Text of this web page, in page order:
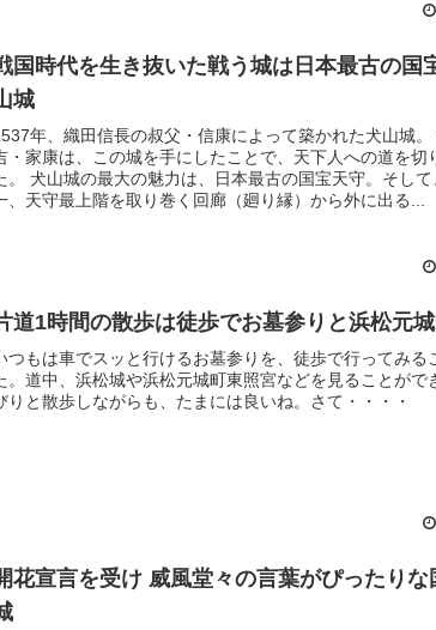
国時代を生き抜いた戦う城は日本最古の国
城
年、織田信長の叔父・信康によって築かれた犬山城。
・家康は、この城を手にしたことで、天下人への道を切
。 犬山城の最大の魅力は、日本最古の国宝天守。そし
、天守最上階を取り巻く回廊（廻り縁）から外に出る...
道1時間の散歩は徒歩でお墓参りと浜松元
つもは車でスッと行けるお墓参りを、徒歩で行ってみる
。道中、浜松城や浜松元城町東照宮などを見ることがで
りと散歩しながらも、たまには良いね。さて・・・・
花宣言を受け 威風堂々の言葉がぴったりな